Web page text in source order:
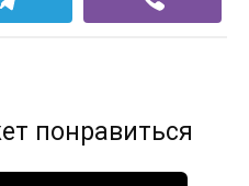
понравиться